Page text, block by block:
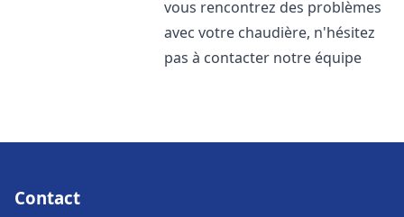
vous rencontrez des problèmes
avec votre chaudière, n'hésitez
pas à contacter notre équipe
Contact